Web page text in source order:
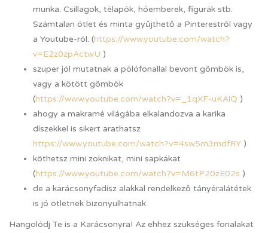
munka. Csillagok, télapók, hóemberek, figurák stb.
Számtalan ötlet és minta gyűjthető a Pinterestről vagy
a Youtube-ról. (https://www.youtube.com/watch?
v=E2z0zpActwU )
szuper jól mutatnak a pólófonallal bevont gömbök is,
vagy a kötött gömbök
(https://www.youtube.com/watch?v=_1qXF-uKAlQ )
ahogy a makramé világába elkalandozva a karika
díszekkel is sikert arathatsz
https://www.youtube.com/watch?v=4sw5m3mdfRY )
köthetsz mini zoknikat, mini sapkákat
(https://www.youtube.com/watch?v=M6tP20zE02s )
de a karácsonyfadísz alakkal rendelkező tányéralátétek
is jó ötletnek bizonyulhatnak
Hangolódj Te is a Karácsonyra! Az ehhez szükséges fonalakat